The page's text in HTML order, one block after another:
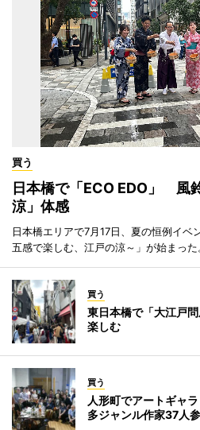
買う
日本橋で「ECO EDO」 風
涼」体感
日本橋エリアで7月17日、夏の恒例イベ
五感で楽しむ、江戸の涼～」が始まった
買う
東日本橋で「大江戸
楽しむ
買う
人形町でアートギャ
多ジャンル作家37人